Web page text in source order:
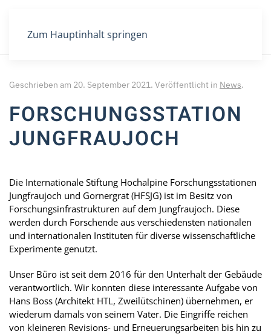
Zum Hauptinhalt springen
Geschrieben am 20. September 2021. Veröffentlicht in News.
FORSCHUNGSSTATION
JUNGFRAUJOCH
Die Internationale Stiftung Hochalpine Forschungsstationen
Jungfraujoch und Gornergrat (HFSJG) ist im Besitz von
Forschungsinfrastrukturen auf dem Jungfraujoch. Diese
werden durch Forschende aus verschiedensten nationalen
und internationalen Instituten für diverse wissenschaftliche
Experimente genutzt.
Unser Büro ist seit dem 2016 für den Unterhalt der Gebäude
verantwortlich. Wir konnten diese interessante Aufgabe von
Hans Boss (Architekt HTL, Zweilütschinen) übernehmen, er
wiederum damals von seinem Vater. Die Eingriffe reichen
von kleineren Revisions- und Erneuerungsarbeiten bis hin zu